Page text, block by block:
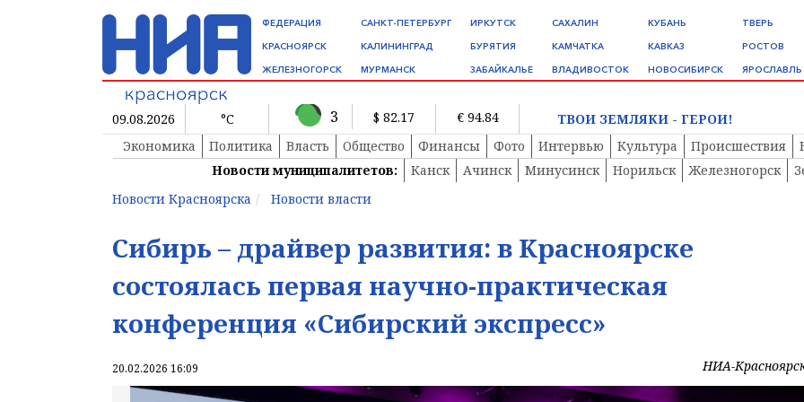
ФЕДЕРАЦИЯ
КРАСНОЯРСК
ЖЕЛЕЗНОГОРСК
САНКТ-ПЕТЕРБУРГ
КАЛИНИНГРАД
МУРМАНСК
ИРКУТСК
БУРЯТИЯ
ЗАБАЙКАЛЬЕ
САХАЛИН
КАМЧАТКА
ВЛАДИВОСТОК
КУБАНЬ
КАВКАЗ
НОВОСИБИРСК
ТВЕРЬ
РОСТОВ
ЯРОСЛАВЛЬ
09.08.2026 °C 3 $ 82.17 € 94.84
ТВОИ ЗЕМЛЯКИ - ГЕРОИ!
Экономика
Политика Власть Общество Финансы Фото Интервью Культура Происшествия
Новости муниципалитетов:
Канск Ачинск Минусинск Норильск Железногорск
Новости Красноярска
Новости власти
Сибирь – драйвер развития: в Красноярске
состоялась первая научно-практическая
конференция «Сибирский экспресс»
20.02.2026 16:09 НИА-